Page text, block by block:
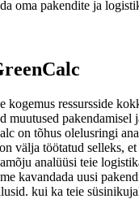
oma pakendite ja
kogemus ressursside
muutused pakendamisel
on tõhus olelusringi
välja töötatud selleks,
analüüsi teie
kavandada uusi
kui ka teie